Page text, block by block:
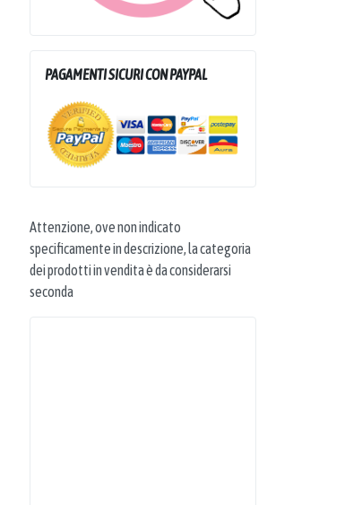
PAGAMENTI SICURI CON PAYPAL
Attenzione, ove non indicato
specificamente in descrizione, la categoria
dei prodotti in vendita è da considerarsi
seconda